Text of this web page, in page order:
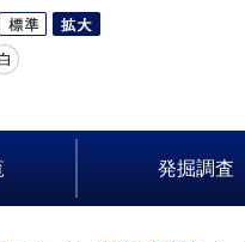
発掘調査